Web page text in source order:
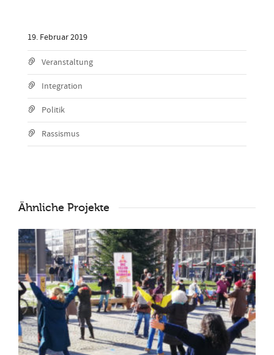
19. Februar 2019
Veranstaltung
Integration
Politik
Rassismus
Ähnliche Projekte